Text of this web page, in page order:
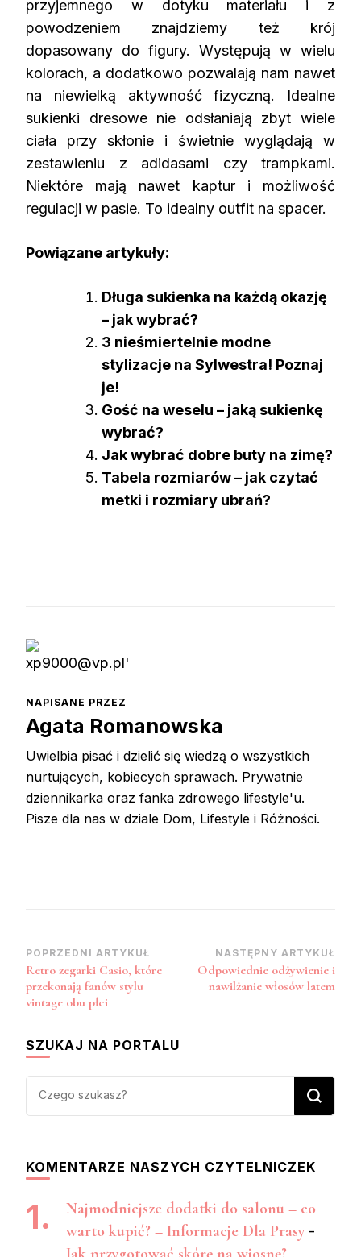
przyjemnego w dotyku materiału i z
powodzeniem znajdziemy też krój
dopasowany do figury. Występują w wielu
kolorach, a dodatkowo pozwalają nam nawet
na niewielką aktywność fizyczną. Idealne
sukienki dresowe nie odsłaniają zbyt wiele
ciała przy skłonie i świetnie wyglądają w
zestawieniu z adidasami czy trampkami.
Niektóre mają nawet kaptur i możliwość
regulacji w pasie. To idealny outfit na spacer.
Powiązane artykuły:
Długa sukienka na każdą okazję
– jak wybrać?
3 nieśmiertelnie modne
stylizacje na Sylwestra! Poznaj
je!
Gość na weselu – jaką sukienkę
wybrać?
Jak wybrać dobre buty na zimę?
Tabela rozmiarów – jak czytać
metki i rozmiary ubrań?
NAPISANE PRZEZ
Agata Romanowska
Uwielbia pisać i dzielić się wiedzą o wszystkich
nurtujących, kobiecych sprawach. Prywatnie
dziennikarka oraz fanka zdrowego lifestyle'u.
Pisze dla nas w dziale Dom, Lifestyle i Różności.
Zobacz
wpisy
POPRZEDNI ARTYKUŁ
Retro zegarki Casio, które
przekonają fanów stylu
vintage obu płci
NASTĘPNY ARTYKUŁ
Odpowiednie odżywienie i
nawilżanie włosów latem
SZUKAJ NA PORTALU
Szukasz
KOMENTARZE NASZYCH CZYTELNICZEK
Najmodniejsze dodatki do salonu – co
warto kupić? – Informacje Dla Prasy -